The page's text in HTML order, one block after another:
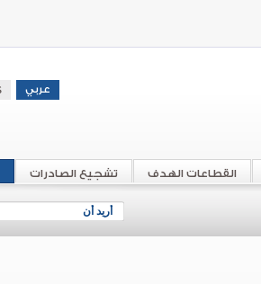
تشجيع الصادرات القطاعات الهدف
أريد أن